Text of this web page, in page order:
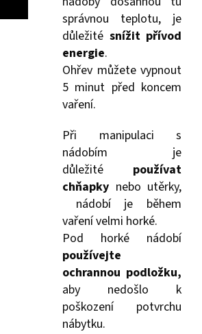
správnou teplotu, je
důležité snížit přívod
energie.
Ohřev můžete vypnout
5 minut před koncem
vaření.
Při manipulaci s
nádobím je
důležité používat
chňapky nebo utěrky,
nádobí je během
vaření velmi horké.
Pod horké nádobí
používejte
ochrannou podložku,
aby nedošlo k
poškození potvrchu
nábytku.